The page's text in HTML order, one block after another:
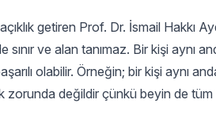
getiren Prof. Dr. İsmail Hakkı
ve alan tanımaz. Bir kişi aynı
olabilir. Örneğin; bir kişi aynı
zorunda değildir çünkü beyin de tüm